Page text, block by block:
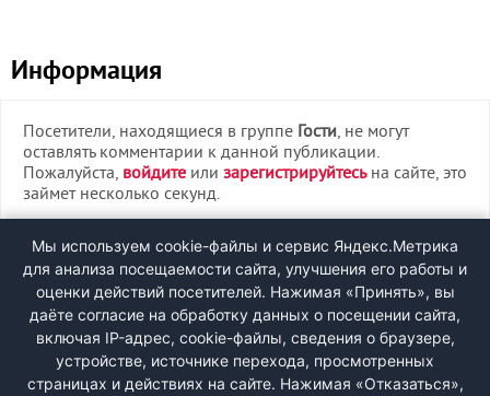
Информация
Посетители, находящиеся в группе Гости, не могут
оставлять комментарии к данной публикации.
Пожалуйста, войдите или зарегистрируйтесьна сайте, это
займет несколько секунд.
ВХОД
РЕГИСТРАЦИЯ
Быстрая регистрациячерез соцсети:
Мы используем cookie-файлы и сервис Яндекс.Метрика
для анализа посещаемости сайта, улучшения его работы и
оценки действий посетителей. Нажимая «Принять», вы
даёте согласие на обработку данных о посещении сайта,
включая IP-адрес, cookie-файлы, сведения о браузере,
устройстве, источнике перехода, просмотренных
страницах и действиях на сайте. Нажимая «Отказаться»,